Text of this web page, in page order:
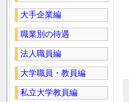
大手企業編
職業別の待遇
法人職員編
大学職員・教員編
私立大学教員編